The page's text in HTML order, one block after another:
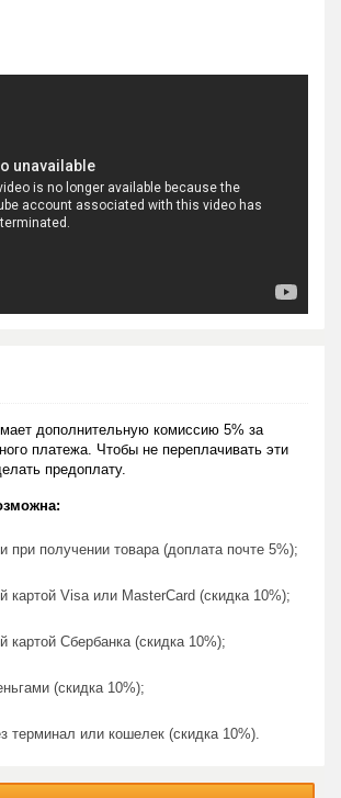
дополнительную комиссию 5% за
платежа. Чтобы не переплачивать эти
предоплату.
при получении товара (доплата почте 5%);
картой Visa или MasterCard (скидка 10%);
картой Сбербанка (скидка 10%);
(скидка 10%);
терминал или кошелек (скидка 10%).